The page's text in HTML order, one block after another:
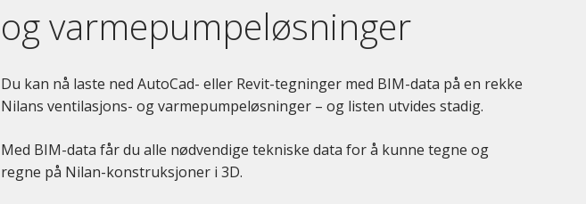
og varmepumpeløsninger
Du kan nå laste ned AutoCad- eller Revit-tegninger med BIM-data på en rekke
Nilans ventilasjons- og varmepumpeløsninger – og listen utvides stadig.
Med BIM-data får du alle nødvendige tekniske data for å kunne tegne og
regne på Nilan-konstruksjoner i 3D.